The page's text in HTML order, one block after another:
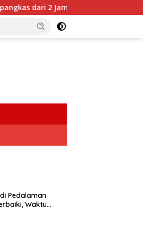
2 Jam Jadi 20 Menit
Pedalaman
Waktu